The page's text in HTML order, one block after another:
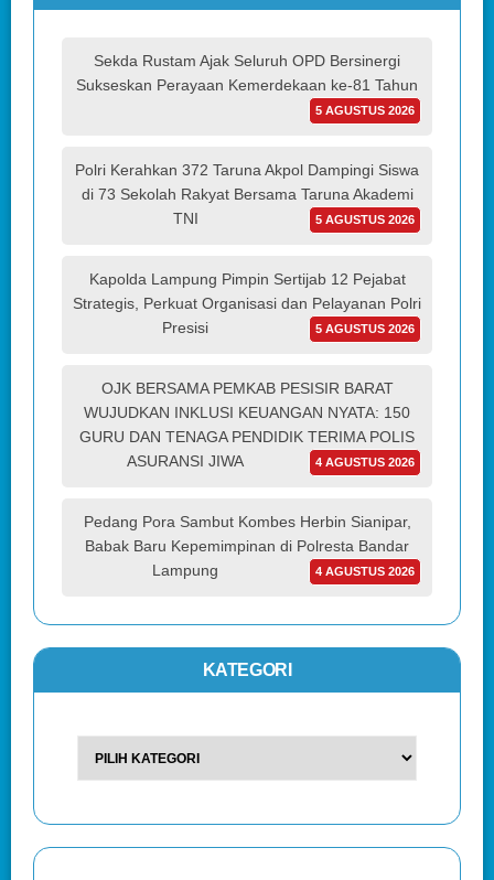
Sekda Rustam Ajak Seluruh OPD Bersinergi
Sukseskan Perayaan Kemerdekaan ke-81 Tahun
5 AGUSTUS 2026
Polri Kerahkan 372 Taruna Akpol Dampingi Siswa
di 73 Sekolah Rakyat Bersama Taruna Akademi
TNI
5 AGUSTUS 2026
Kapolda Lampung Pimpin Sertijab 12 Pejabat
Strategis, Perkuat Organisasi dan Pelayanan Polri
Presisi
5 AGUSTUS 2026
OJK BERSAMA PEMKAB PESISIR BARAT
WUJUDKAN INKLUSI KEUANGAN NYATA: 150
GURU DAN TENAGA PENDIDIK TERIMA POLIS
ASURANSI JIWA
4 AGUSTUS 2026
Pedang Pora Sambut Kombes Herbin Sianipar,
Babak Baru Kepemimpinan di Polresta Bandar
Lampung
4 AGUSTUS 2026
KATEGORI